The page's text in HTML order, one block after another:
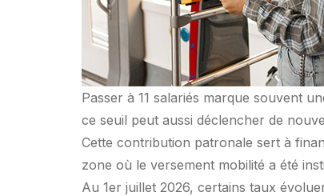
Passer à 11 salariés marque souvent
ce seuil peut aussi déclencher de
Cette contribution patronale sert à
zone où le versement mobilité a été
Au 1er juillet 2026, certains taux